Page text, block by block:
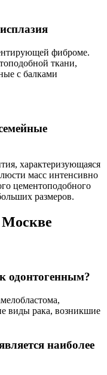
фиброме.
ткани,
с балками
характеризующаяся
масс интенсивно
цементоподобного
размеров.
Москве
одонтогенным?
виды рака, возникшие
наиболее